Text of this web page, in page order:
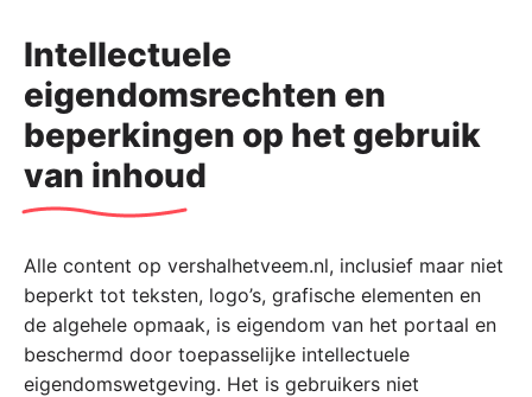
Intellectuele
eigendomsrechten en
beperkingen op het gebruik
van inhoud
Alle content op vershalhetveem.nl, inclusief maar niet
beperkt tot teksten, logo’s, grafische elementen en
de algehele opmaak, is eigendom van het portaal en
beschermd door toepasselijke intellectuele
eigendomswetgeving. Het is gebruikers niet